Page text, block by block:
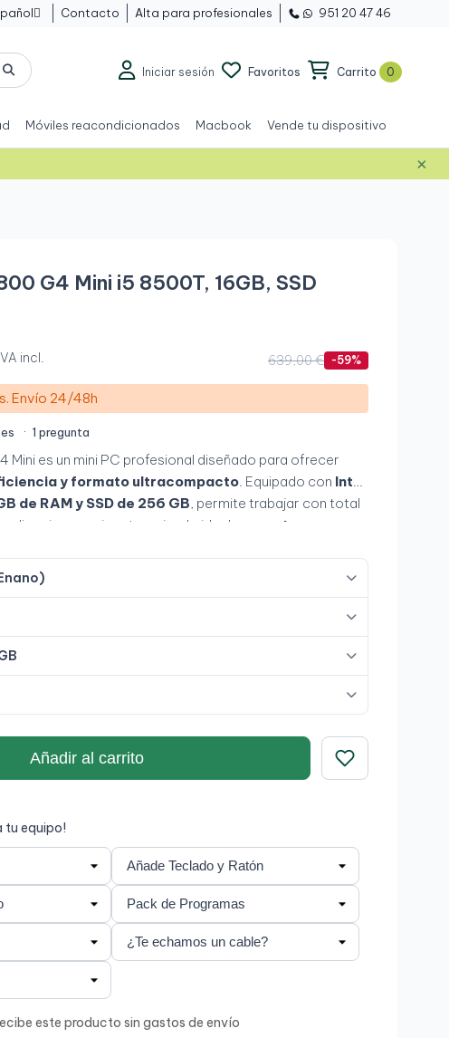
 Contacto Alta para profesionales 951 20 47 46
Iniciar sesión Favoritos Carrito 0
Móviles reacondicionados Macbook Vende tu dispositivo
×
G4 Mini i5 8500T, 16GB, SSD
incl. 639,00 € -59%
Envío 24/48h
· 1 pregunta
Mini es un mini PC profesional diseñado para ofrecer
y formato ultracompacto. Equipado con Intel
de RAM y SSD de 256 GB, permite trabajar con total
exigentes, siendo ideal para
entornos
Añadir al carrito
tu equipo!
este producto sin gastos de envío